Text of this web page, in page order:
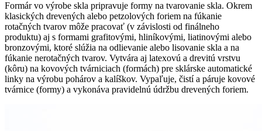
Formár vo výrobe skla pripravuje formy na tvarovanie skla. Okrem
klasických drevených alebo petzolových foriem na fúkanie
rotačných tvarov môže pracovať (v závislosti od finálneho
produktu) aj s formami grafitovými, hliníkovými, liatinovými alebo
bronzovými, ktoré slúžia na odlievanie alebo lisovanie skla a na
fúkanie nerotačných tvarov. Vytvára aj latexovú a drevitú vrstvu
(kôru) na kovových tvárniciach (formách) pre sklárske automatické
linky na výrobu pohárov a kalíškov. Vypaľuje, čistí a páruje kovové
tvárnice (formy) a vykonáva pravidelnú údržbu drevených foriem.